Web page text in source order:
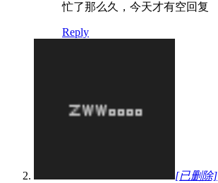
忙了那么久，今天才有空回复
Reply
[已删除]